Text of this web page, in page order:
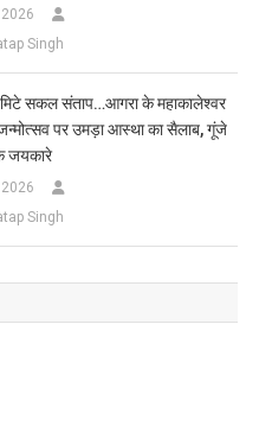
Singh
सकल संताप…आगरा के महाकालेश्वर
जन्मोत्सव पर उमड़ा आस्था का सैलाब, गूंजे
जयकारे
Singh